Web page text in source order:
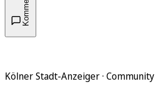
Kölner Stadt-Anzeiger · Community